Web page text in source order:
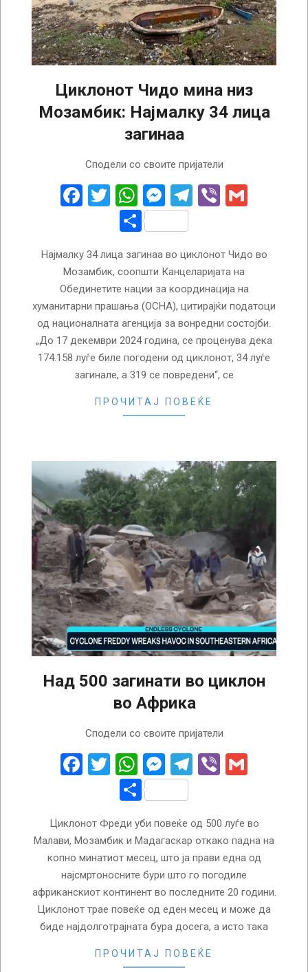
Циклонот Чидо мина низ
Мозамбик: Најмалку 34 лица
загинаа
Сподели со своите пријатели
Facebook
Twitter
WhatsApp
Messenger
Telegram
Viber
Share
Најмалку 34 лица загинаа во циклонот Чидо во
Мозамбик, соопшти Канцеларијата на
Обединетите нации за координација на
хуманитарни прашања (OCHA), цитирајќи податоци
од националната агенција за вонредни состојби.
„До 17 декември 2024 година, се проценува дека
174.158 луѓе биле погодени од циклонот, 34 луѓе
загинале, а 319 се повредени“, се
ПРОЧИТАЈ ПОВЕЌЕ
Над 500 загинати во циклон
во Африка
Сподели со своите пријатели
Facebook
Twitter
WhatsApp
Messenger
Telegram
Viber
Share
Циклонот Фреди уби повеќе од 500 луѓе во
Малави, Мозамбик и Мадагаскар откако падна на
копно минатиот месец, што ја прави една од
најсмртоносните бури што го погодиле
африканскиот континент во последните 20 години.
Циклонот трае повеќе од еден месец и може да
биде најдолготрајната бура досега, а исто така
ПРОЧИТАЈ ПОВЕЌЕ